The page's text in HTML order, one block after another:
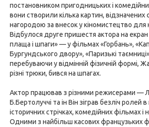
постановником пригодницьких і
вони створили кілька картин, відзначених
нагородою за внесок у кіномистецтво для
Відбулося друге пришестя актора на
плаща і шпаги» — у фільмах «Горбань»,
Бургундського двору», «Паризькі
перебуваючи у відмінній фізичній формі,
різні трюки, бився на шпагах.
Актор працював з різними режисерами —
Б.Бертолуччі та ін Він зіграв безліч ролей
історичних стрічках, комедійних фільмах і
Одними з найбільш касових французьких